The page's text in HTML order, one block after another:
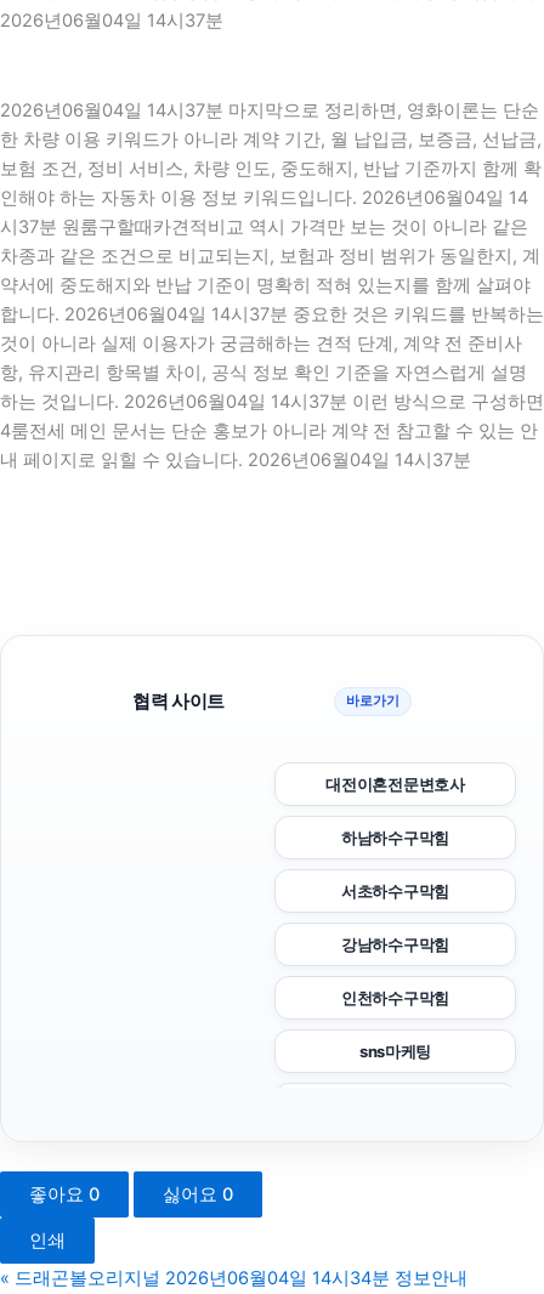
2026년06월04일 14시37분
2026년06월04일 14시37분 마지막으로 정리하면, 영화이론는 단순
한 차량 이용 키워드가 아니라 계약 기간, 월 납입금, 보증금, 선납금,
보험 조건, 정비 서비스, 차량 인도, 중도해지, 반납 기준까지 함께 확
인해야 하는 자동차 이용 정보 키워드입니다. 2026년06월04일 14
시37분 원룸구할때카견적비교 역시 가격만 보는 것이 아니라 같은
차종과 같은 조건으로 비교되는지, 보험과 정비 범위가 동일한지, 계
약서에 중도해지와 반납 기준이 명확히 적혀 있는지를 함께 살펴야
합니다. 2026년06월04일 14시37분 중요한 것은 키워드를 반복하는
것이 아니라 실제 이용자가 궁금해하는 견적 단계, 계약 전 준비사
항, 유지관리 항목별 차이, 공식 정보 확인 기준을 자연스럽게 설명
하는 것입니다. 2026년06월04일 14시37분 이런 방식으로 구성하면
4룸전세 메인 문서는 단순 홍보가 아니라 계약 전 참고할 수 있는 안
내 페이지로 읽힐 수 있습니다. 2026년06월04일 14시37분
협력 사이트 바로가기
대전이혼전문변호사
하남하수구막힘
서초하수구막힘
강남하수구막힘
인천하수구막힘
sns마케팅
좋아요 0 싫어요 0
인쇄
« 드래곤볼오리지널 2026년06월04일 14시34분 정보안내